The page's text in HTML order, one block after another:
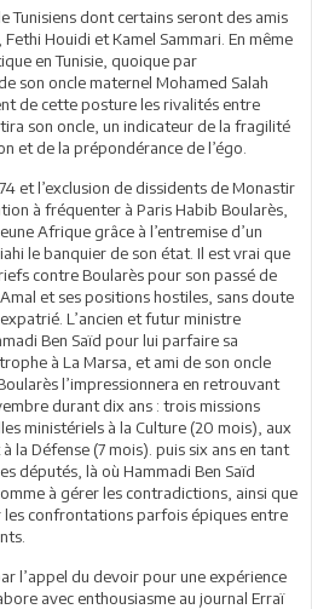
Tunisiens dont certains seront des amis
Houidi et Kamel Sammari. En même
en Tunisie, quoique par
son oncle maternel Mohamed Salah
de cette posture les rivalités entre
son oncle, un indicateur de la fragilité
et de la prépondérance de l’égo.
et l’exclusion de dissidents de Monastir
à fréquenter à Paris Habib Boularès,
Afrique grâce à l’entremise d’un
le banquier de son état. Il est vrai que
contre Boularès pour son passé de
et ses positions hostiles, sans doute
L’ancien et futur ministre
Ben Saïd pour lui parfaire sa
à La Marsa, et ami de son oncle
l’impressionnera en retrouvant
durant dix ans : trois missions
ministériels à la Culture (20 mois), aux
la Défense (7 mois). puis six ans en tant
députés, là où Hammadi Ben Saïd
à gérer les contradictions, ainsi que
confrontations parfois épiques entre
l’appel du devoir pour une expérience
avec enthousiasme au journal Erraï